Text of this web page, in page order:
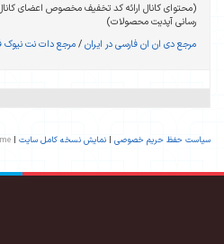
(محتوای کانال ارائه کد تخفیف مخصوص اعضای
رسانی آپدیت محصولات)
مرجع دی ان ان فارسی در ایران/مرجع دات نت نیوک
سیاست حفظ حریم خصوصی | نمایش نسخه کامل سایت |